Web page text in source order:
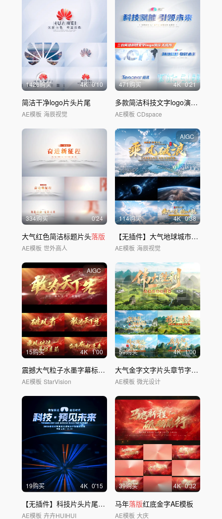
1426购买 4K 0'10
简洁干净logo片头片尾
AE模板 海辰视觉
471购买 4K 0'21
多款简洁科技文字logo演绎 03
AE模板 CDspace
334购买 0'24
大气红色简洁标题片头落版
AE模板 世外高人
AIGC
114购买 4K 0'38
【无插件】大气地球城市片头片尾
AE模板 海辰视觉
AIGC
15购买 4K 1'00
震撼大气粒子水墨字幕标题片头
AE模板 StarVision
59购买 4K 1'00
大气金字文字片头章节字幕乡村振兴
AE模板 微光设计
19购买 4K 0'15
【无插件】科技片头片尾
落版
AE模板 卉卉HUIHUI
39购买 4K 0'32
马年落版红底金字AE模板
AE模板 大庆